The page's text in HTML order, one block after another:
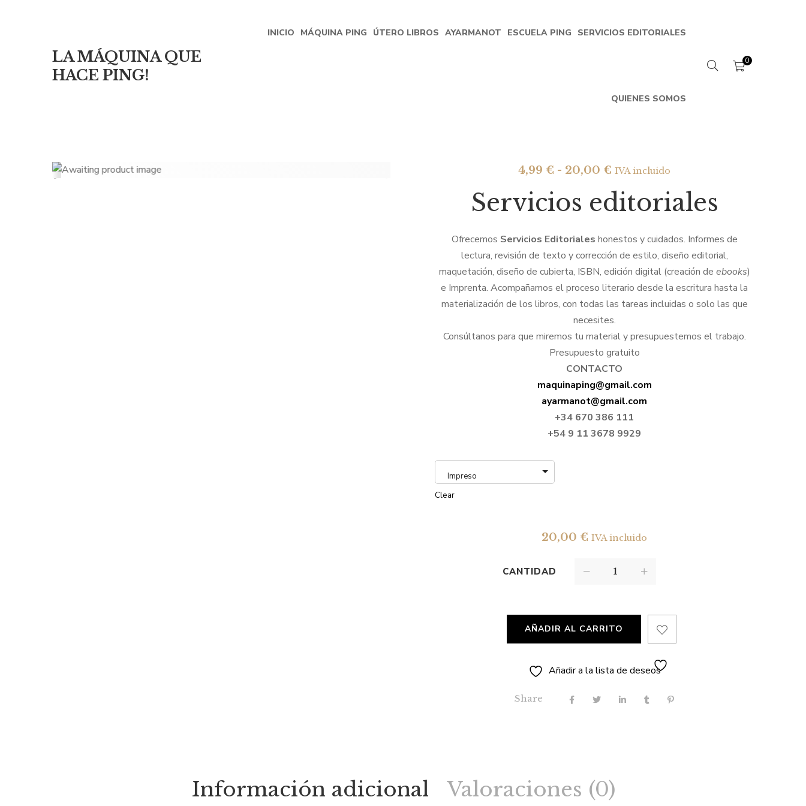
LA MÁQUINA QUE
HACE PING!
INICIO MÁQUINA PING ÚTERO LIBROS AYARMANOT ESCUELA PING SERVICIOS EDITORIALES
QUIENES SOMOS
0
4,99 € - 20,00 € Rango
precios:
4,99 €
hasta
20,00 €
IVA incluido
Servicios editoriales
Ofrecemos Servicios Editoriales honestos y cuidados. Informes de
lectura, revisión de texto y corrección de estilo, diseño editorial,
maquetación, diseño de cubierta, ISBN, edición digital (creación de ebooks)
e Imprenta. Acompañamos el proceso literario desde la escritura hasta la
materialización de los libros, con todas las tareas incluidas o solo las que
necesites.
Consúltanos para que miremos tu material y presupuestemos el trabajo.
Presupuesto gratuito
CONTACTO
maquinaping@gmail.com
ayarmanot@gmail.com
+34 670 386 111
+54 9 11 3678 9929
Impreso
Clear
20,00 € IVA incluido
CANTIDAD
AÑADIR AL CARRITO
Añadir a la lista de deseos
Share
Información adicional Valoraciones (0)